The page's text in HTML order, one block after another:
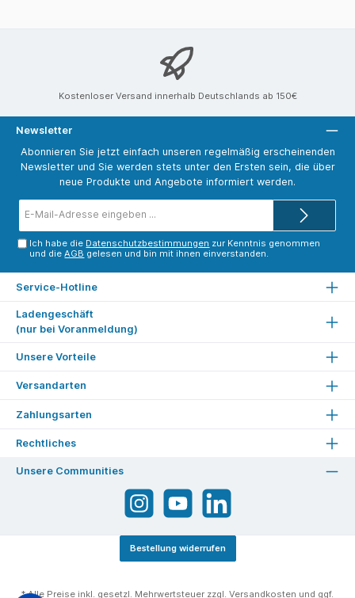
Kostenloser Versand innerhalb Deutschlands ab 150€
Newsletter
Abonnieren Sie jetzt einfach unseren regelmäßig erscheinenden
Newsletter und Sie werden stets unter den Ersten sein, die über
neue Produkte und Angebote informiert werden.
Mail-
Ich habe die Datenschutzbestimmungen zur Kenntnis genommen
und dieAGB gelesen und bin mit ihnen einverstanden.
Service-Hotline
Ladengeschäft
(nur bei Voranmeldung)
Unsere Vorteile
Versandarten
Zahlungsarten
Rechtliches
Unsere Communities
Bestellung widerrufen
* Alle Preise inkl. gesetzl. Mehrwertsteuer zzgl. Versandkosten und ggf.